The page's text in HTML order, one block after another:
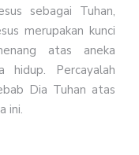
sebagai Tuhan,
merupakan kunci
atas aneka
hidup. Percayalah
Dia Tuhan atas
ini.